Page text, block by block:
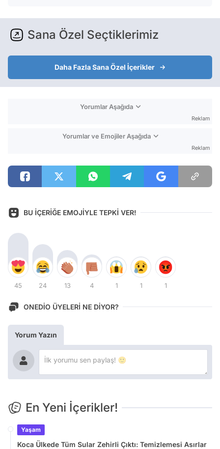
Sana Özel Seçtiklerimiz
Daha Fazla Sana Özel İçerikler
Yorumlar Aşağıda
Reklam
Yorumlar ve Emojiler Aşağıda
Reklam
BU İÇERİĞE EMOJİYLE TEPKİ VER!
45 24 13 4 1 1 1
ONEDİO ÜYELERİ NE DİYOR?
Yorum Yazın
En Yeni İçerikler!
Yaşam
Koca Ülkede Tüm Sular Zehirli Çıktı: Temizlemesi Asırlar